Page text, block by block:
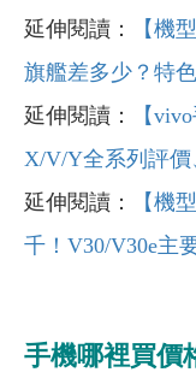
延伸閱讀：
【機
旗艦差多少？特
延伸閱讀：
【
X/V/Y全系列評價
延伸閱讀：
【機
千！V30/V30e主
手機哪裡買價